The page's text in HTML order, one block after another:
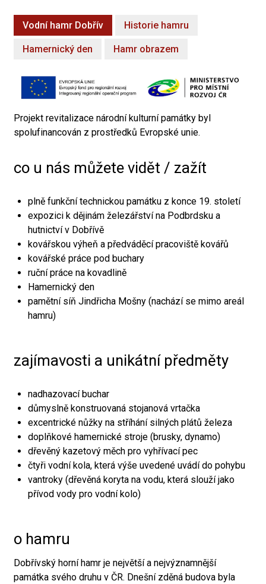
Vodní hamr Dobřív Historie hamru
Hamernický den Hamr obrazem
Projekt revitalizace národní kulturní památky byl
spolufinancován z prostředků Evropské unie.
co u nás můžete vidět / zažít
plně funkční technickou památku z konce 19. století
expozici k dějinám železářství na Podbrdsku a
hutnictví v Dobřívě
kovářskou výheň a předváděcí pracoviště kovářů
kovářské práce pod buchary
ruční práce na kovadlině
Hamernický den
pamětní síň Jindřicha Mošny (nachází se mimo areál
hamru)
zajímavosti a unikátní předměty
nadhazovací buchar
důmyslně konstruovaná stojanová vrtačka
excentrické nůžky na stříhání silných plátů železa
doplňkové hamernické stroje (brusky, dynamo)
dřevěný kazetový měch pro vyhřívací pec
čtyři vodní kola, která výše uvedené uvádí do pohybu
vantroky (dřevěná koryta na vodu, která slouží jako
přívod vody pro vodní kolo)
o hamru
Dobřívský horní hamr je největší a nejvýznamnější
památka svého druhu v ČR. Dnešní zděná budova byla